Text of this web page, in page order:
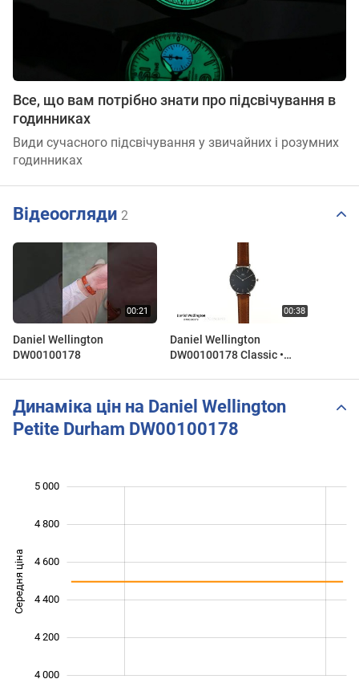
Все, що вам потрібно знати про підсвічування в
годинниках
Види сучасного підсвічування у звичайних і розумних
годинниках
Відеоогляди 2
Daniel Wellington
DW00100178
Daniel Wellington
DW00100178 Classic •
Динаміка цін на Daniel Wellington
Petite Durham DW00100178
Середня ціна
4 000
4 200
4 400
4 600
4 800
5 000